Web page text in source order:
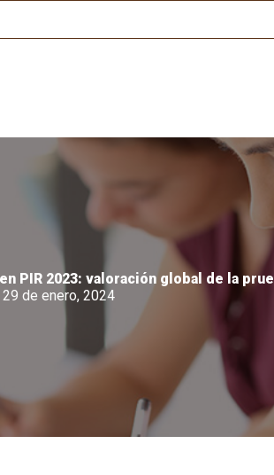
PIR 2023: valoración global de la
de enero, 2024